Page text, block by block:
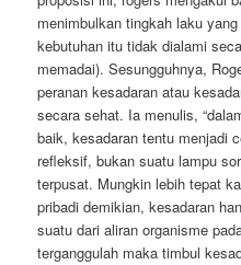
menimbulkan tingkah laku
kebutuhan itu tidak dialami
memadai). Sesungguhnya,
peranan kesadaran atau
secara sehat. Ia menulis,
baik, kesadaran tentu menjadi
refleksif, bukan suatu lampu
terpusat. Mungkin lebih tepat
pribadi demikian, kesadaran
suatu dari aliran organisme
terganggulah maka timbul